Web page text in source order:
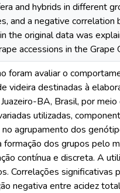
and hybrids in different
and a negative
the original data was
accessions in the
foram avaliar o
videira destinadas à
BA, Brasil, por
utilizadas,
agrupamento dos
formação dos grupos pelo
contínua e discreta. A
Correlações
negativa entre acidez